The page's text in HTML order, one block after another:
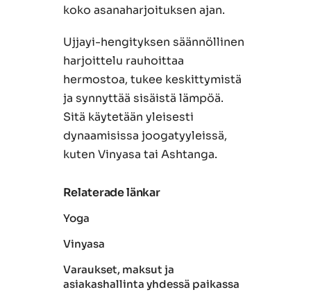
koko asanaharjoituksen ajan.
Ujjayi-hengityksen säännöllinen
harjoittelu rauhoittaa
hermostoa, tukee keskittymistä
ja synnyttää sisäistä lämpöä.
Sitä käytetään yleisesti
dynaamisissa joogatyyleissä,
kuten Vinyasa tai Ashtanga.
Relaterade länkar
Yoga
Vinyasa
Varaukset, maksut ja
asiakashallinta yhdessä paikassa